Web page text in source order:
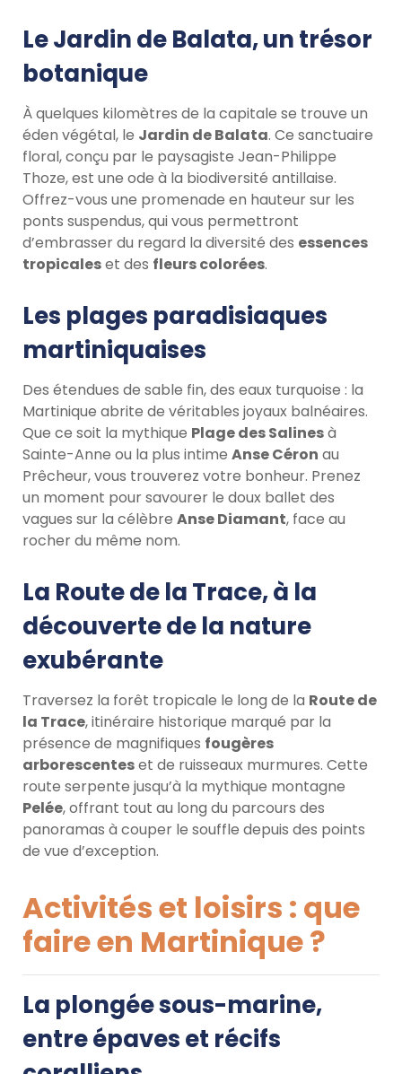
Le Jardin de Balata, un trésor
botanique
À quelques kilomètres de la capitale se trouve un
éden végétal, le Jardin de Balata. Ce sanctuaire
floral, conçu par le paysagiste Jean-Philippe
Thoze, est une ode à la biodiversité antillaise.
Offrez-vous une promenade en hauteur sur les
ponts suspendus, qui vous permettront
d’embrasser du regard la diversité des essences
tropicaleset des fleurs colorées.
Les plages paradisiaques
martiniquaises
Des étendues de sable fin, des eaux turquoise : la
Martinique abrite de véritables joyaux balnéaires.
Que ce soit la mythique Plage des Salinesà
Sainte-Anne ou la plus intime Anse Céron au
Prêcheur, vous trouverez votre bonheur. Prenez
un moment pour savourer le doux ballet des
vagues sur la célèbre Anse Diamant, face au
rocher du même nom.
La Route de la Trace, à la
découverte de la nature
exubérante
Traversez la forêt tropicale le long de la Route de
la Trace, itinéraire historique marqué par la
présence de magnifiques fougères
arborescenteset de ruisseaux murmures. Cette
route serpente jusqu’à la mythique montagne
Pelée, offrant tout au long du parcours des
panoramas à couper le souffle depuis des points
de vue d’exception.
Activités et loisirs : que
faire en Martinique ?
La plongée sous-marine,
entre épaves et récifs